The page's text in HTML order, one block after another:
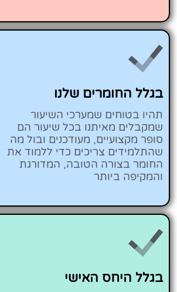
בגלל החומרים שלנו
תהיו בטוחים שמערכי השיעור
שמקבלים מאיתנו בכל שיעור הם
סופר מקצועיים, מעודכנים ובול מה
שהתלמידים צריכים כדי ללמוד את
החומר בצורה הטובה, המדורגת
והמקיפה ביותר
בגלל היחס האישי